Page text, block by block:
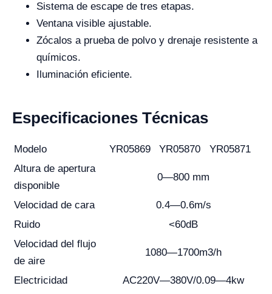
Sistema de escape de tres etapas.
Ventana visible ajustable.
Zócalos a prueba de polvo y drenaje resistente a
químicos.
Iluminación eficiente.
Especificaciones Técnicas
Modelo YR05869 YR05870
YR05871
Altura de apertura
disponible
0—800 mm
Velocidad de cara
0.4—0.6m/s
Ruido
<60dB
Velocidad del flujo
de aire
1080—1700m3/h
Electricidad AC220V—380V/0.09—4kw